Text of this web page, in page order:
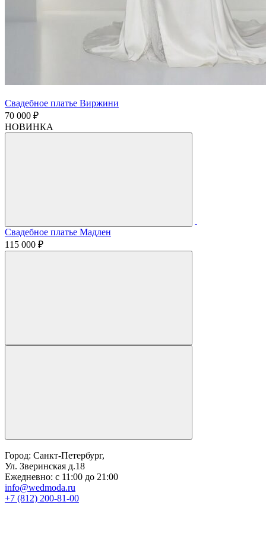
Свадебное платье Виржини
70 000 ₽
НОВИНКА
Свадебное платье Мадлен
115 000 ₽
Город: Санкт-Петербург,
Ул. Зверинская д.18
Ежедневно: с 11:00 до 21:00
info@wedmoda.ru
+7 (812) 200-81-00